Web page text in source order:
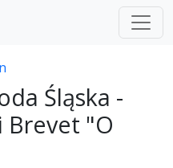
Śląska -
Brevet "O